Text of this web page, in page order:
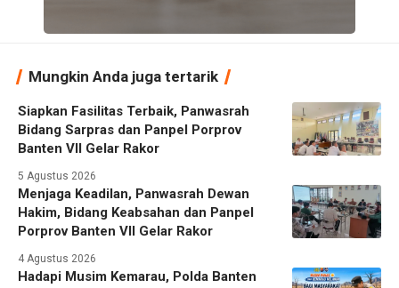
Mungkin Anda juga tertarik
Siapkan Fasilitas Terbaik, Panwasrah
Bidang Sarpras dan Panpel Porprov
Banten VII Gelar Rakor
5 Agustus 2026
Menjaga Keadilan, Panwasrah Dewan
Hakim, Bidang Keabsahan dan Panpel
Porprov Banten VII Gelar Rakor
4 Agustus 2026
Hadapi Musim Kemarau, Polda Banten